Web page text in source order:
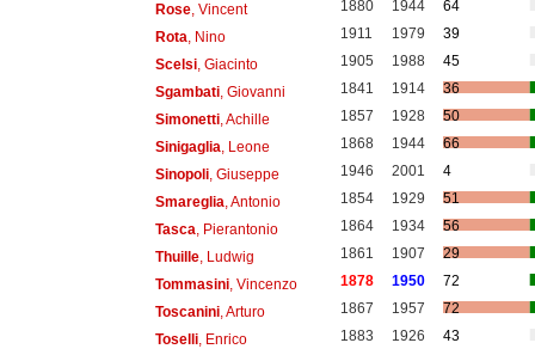
Rose, Vincent 1880 1944
64
Rota , Nino 1911 1979
39
Scelsi, Giacinto 1905 1988
45
Sgambati, Giovanni 1841 1914
36
Simonetti, Achille 1857 1928
50
Sinigaglia , Leone 1868 1944
66
Sinopoli, Giuseppe 1946 2001
4
Smareglia , Antonio 1854 1929
51
Tasca , Pierantonio 1864 1934
56
Thuille, Ludwig 1861 1907
29
Tommasini, Vincenzo 1878 1950
72
Toscanini, Arturo 1867 1957
72
Toselli, Enrico 1883 1926
43